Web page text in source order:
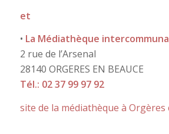
et
• La Médiathèque
2 rue de l’Arsenal
28140 ORGERES EN BEAUCE
Tél.: 02 37 99 97 92
site de la médiathèque à Orgères